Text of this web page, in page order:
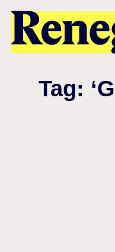
Tag: